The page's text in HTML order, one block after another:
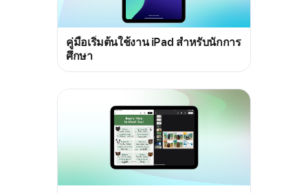
คู่มือเริ่มต้นใช้งาน iPad สำหรับนักการ
ศึกษา